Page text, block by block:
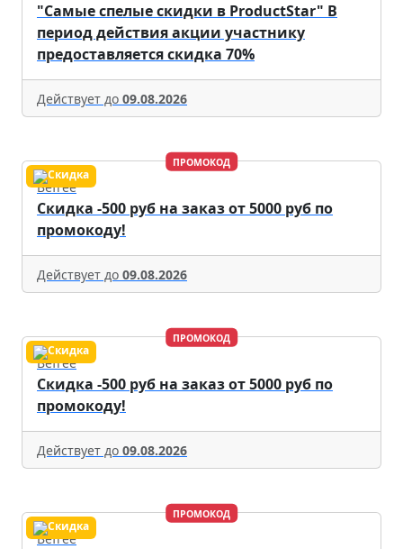
"Самые спелые скидки в ProductStar" В
период действия акции участнику
предоставляется скидка 70%
Действует до 09.08.2026
ПРОМОКОД
Befree
Скидка -500 руб на заказ от 5000 руб по
промокоду!
Действует до 09.08.2026
ПРОМОКОД
Befree
Скидка -500 руб на заказ от 5000 руб по
промокоду!
Действует до 09.08.2026
ПРОМОКОД
Befree